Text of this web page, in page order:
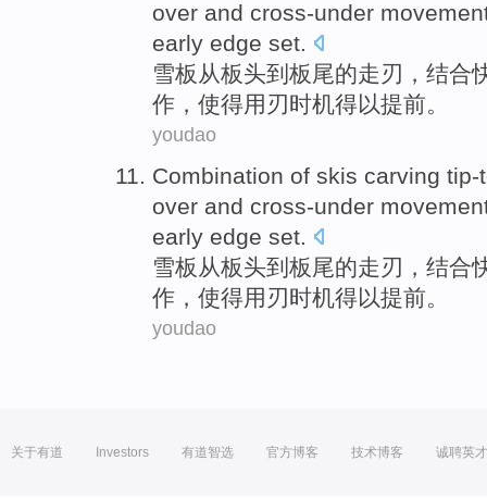
over and cross-under
early edge set.
雪板 从板头到 板尾的走刃 ， 结合
作 ，使得用 刃 时机得以提前。
youdao
Combination of skis carving tip-
over and cross-under
early edge set.
雪板 从板头到 板尾的走刃 ， 结合
作 ，使得用 刃 时机得以提前。
youdao
关于有道 Investors 有道智选 官方博客 技术博客 诚聘英才